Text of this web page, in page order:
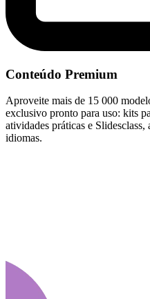
Conteúdo Premium
Aproveite mais de 15 000
exclusivo pronto para uso: kits
atividades práticas e
idiomas.